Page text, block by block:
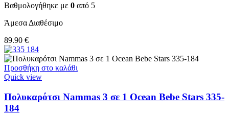
Βαθμολογήθηκε με 0 από 5
Άμεσα Διαθέσιμο
89.90 €
Προσθήκη στο καλάθι
Quick view
Πολυκαρότσι Nammas 3 σε 1 Ocean Bebe Stars 335-
184